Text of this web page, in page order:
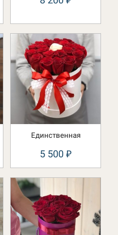
Единственная
5 500 ₽